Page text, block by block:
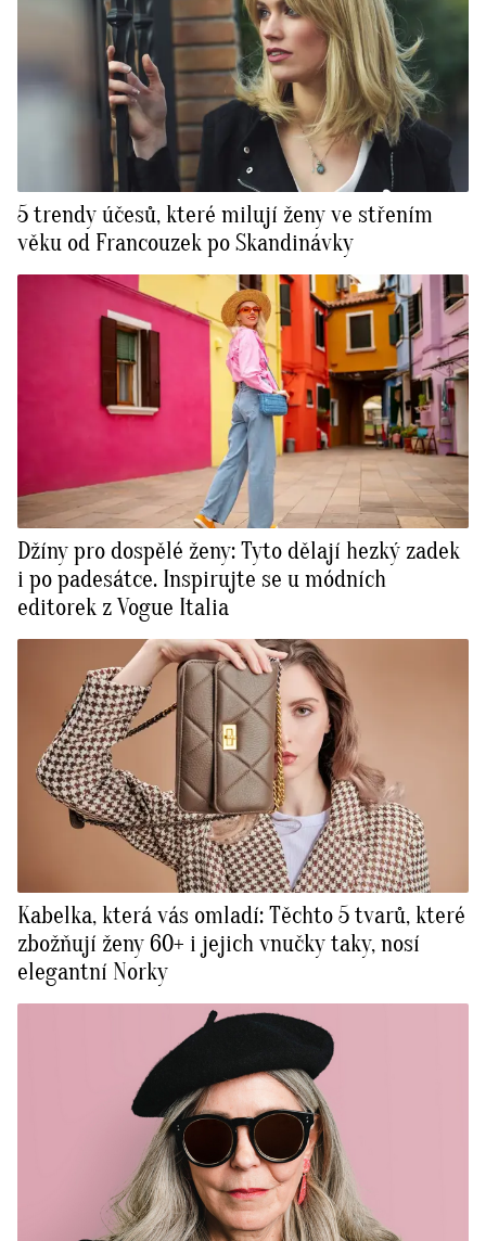
5 trendy účesů, které milují ženy ve střením
věku od Francouzek po Skandinávky
Džíny pro dospělé ženy: Tyto dělají hezký zadek
i po padesátce. Inspirujte se u módních
editorek z Vogue Italia
Kabelka, která vás omladí: Těchto 5 tvarů, které
zbožňují ženy 60+ i jejich vnučky taky, nosí
elegantní Norky